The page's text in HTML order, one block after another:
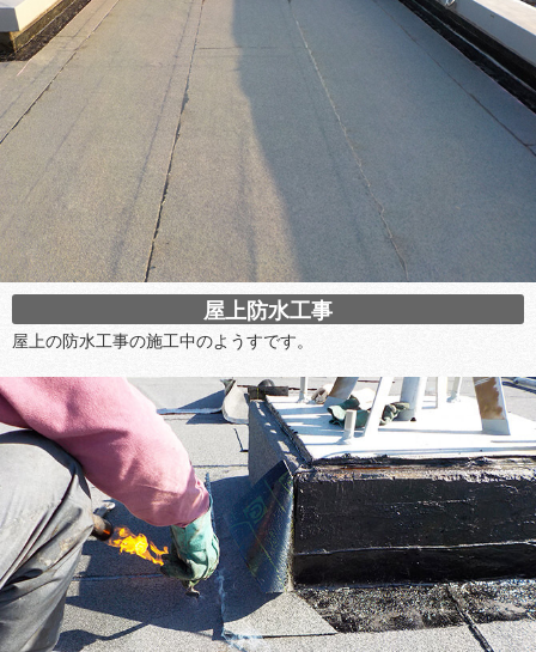
屋上防水工事
屋上の防水工事の施工中のようすです。